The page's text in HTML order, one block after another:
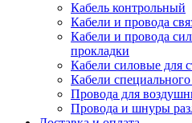
Кабель контрольный
Кабели и провода
Кабели и провода
прокладки
Кабели силовые для
Кабели
Провода для
Провода и шнуры